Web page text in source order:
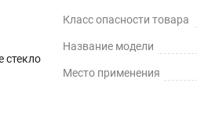
стекло
Класс опасности товара
Название модели
Место применения